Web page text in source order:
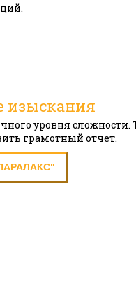
изыскания
уровня
грамотный отчет.